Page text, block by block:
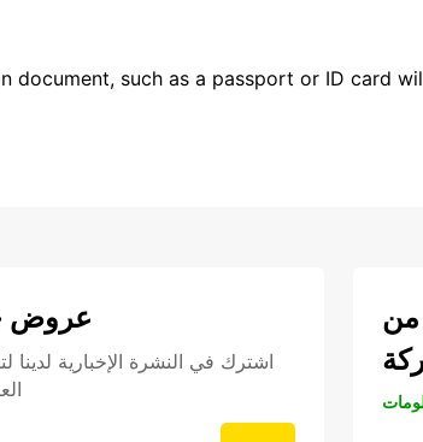
such as a passport or ID card
عروض
اشترك في النشرة الإخبارية لدينا
من